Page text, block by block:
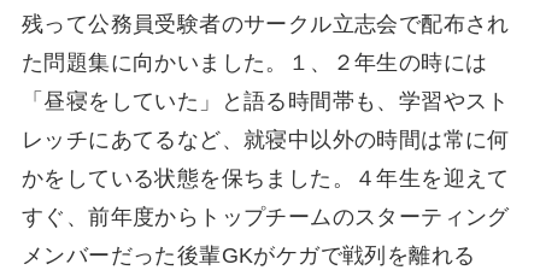
残って公務員受験者のサークル立志会で配布され
た問題集に向かいました。１、２年生の時には
「昼寝をしていた」と語る時間帯も、学習やスト
レッチにあてるなど、就寝中以外の時間は常に何
かをしている状態を保ちました。４年生を迎えて
すぐ、前年度からトップチームのスターティング
メンバーだった後輩GKがケガで戦列を離れる